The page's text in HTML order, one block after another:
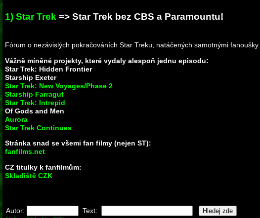
1) Star Trek => Star Trek bez CBS a Paramountu!
Fórum o nezávislých pokračováních Star Treku, natáčených samotnými fanoušky.
Vážně míněné projekty, které vydaly alespoň jednu episodu:
Star Trek: Hidden Frontier
Starship Exeter
Star Trek: New Voyages/Phase 2
Starship Farragut
Star Trek: Intrepid
Of Gods and Men
Aurora
Star Trek Continues
Stránka snad se všemi fan filmy (nejen ST):
fanfilms.net
CZ titulky k fanfilmům:
Skladiště CZK
Autor: Text: